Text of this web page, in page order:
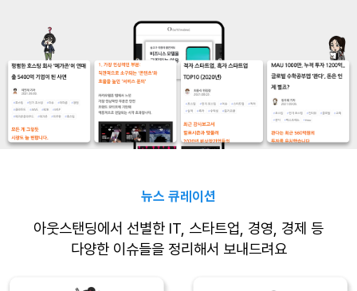
뉴스 큐레이션
아웃스탠딩에서 선별한 IT, 스타트업, 경영, 경제 등
다양한 이슈들을 정리해서 보내드려요